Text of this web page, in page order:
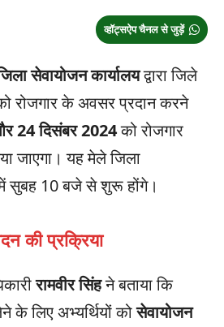
व्हॉट्सऐप चैनल से जुड़ें
सेवायोजन कार्यालयद्वारा जिले
रोजगार के अवसर प्रदान करने
24 दिसंबर 2024को रोजगार
जाएगा। यह मेले जिला
में सुबह 10 बजे से शुरू होंगे।
की प्रक्रिया
रामवीर सिंहने बताया कि
के लिए अभ्यर्थियों कोसेवायोजन